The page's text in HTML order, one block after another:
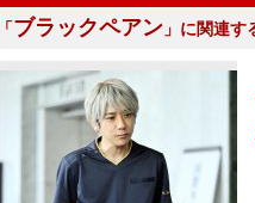
「ブラックペアン 」に関連す